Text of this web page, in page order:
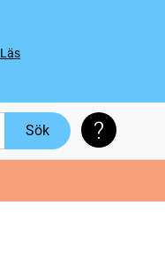
Läs
Sök Söktips